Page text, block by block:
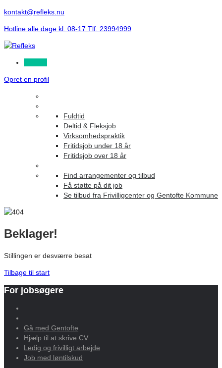
kontakt@refleks.nu
Hotline alle dage kl. 08-17 Tlf. 23994999
Opret en profil
Fuldtid
Deltid & Fleksjob
Virksomhedspraktik
Fritidsjob under 18 år
Fritidsjob over 18 år
Find arrangementer og tilbud
Få støtte på dit job
Se tilbud fra Frivilligcenter og Gentofte Kommune
Beklager!
Stillingen er desværre besat
Tilbage til start
For jobsøgere
Gå med Gentofte
Hjælp til at skrive CV
Ledig og frivilligt arbejde
Job med løntilskud